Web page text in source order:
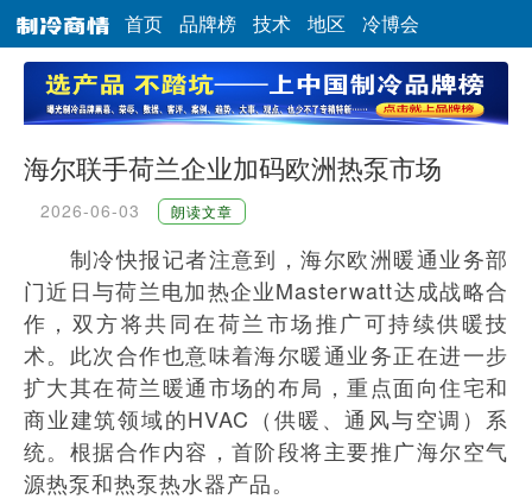
首页 品牌榜 技术 地区 冷博会
海尔联手荷兰企业加码欧洲热泵市场
2026-06-03 朗读文章
制冷快报记者注意到，海尔欧洲暖通业务部
门近日与荷兰电加热企业Masterwatt达成战略合
作，双方将共同在荷兰市场推广可持续供暖技
术。此次合作也意味着海尔暖通业务正在进一步
扩大其在荷兰暖通市场的布局，重点面向住宅和
商业建筑领域的HVAC（供暖、通风与空调）系
统。根据合作内容，首阶段将主要推广海尔空气
源热泵和热泵热水器产品。